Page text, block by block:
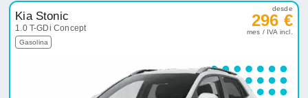
Kia Stonic
1.0 T-GDi Concept
Gasolina
desde
296 €
mes / IVA incl.